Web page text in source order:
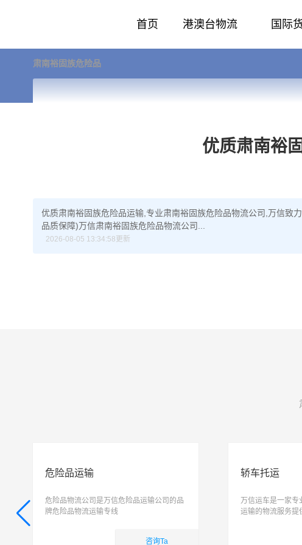
首页 港澳台物流 国际
肃南裕固族危险品
优质肃南裕
优质肃南裕固族危险品运输,专业肃南裕固族危险品物流公司,万信致
品质保障)万信肃南裕固族危险品物流公司...
2026-08-05 13:34:58更新
危险品运输
危险品物流公司是万信危险品运输公司的品
牌危险品物流运输专线
咨询Ta
轿车托运
万信运车是一家专
运输的物流服务提